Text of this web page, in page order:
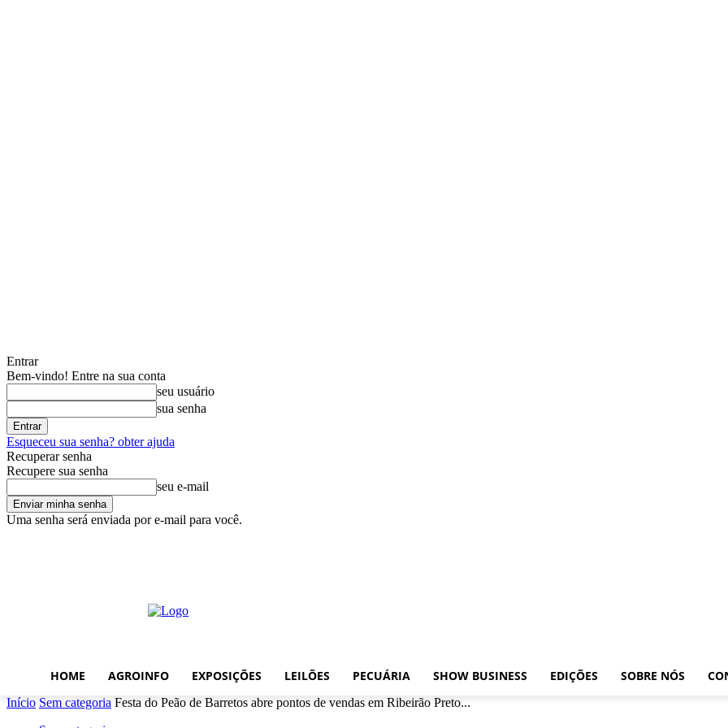
Entrar
Bem-vindo! Entre na sua conta
seu usuário
sua senha
Esqueceu sua senha? obter ajuda
Recuperar senha
Recupere sua senha
seu e-mail
Uma senha será enviada por e-mail para você.
HOME AGROINFO EXPOSIÇÕES LEILÕES PECUÁRIA SHOW BUSINESS EDIÇÕES SOBRE NÓS
Início Sem categoria Festa do Peão de Barretos abre pontos de vendas em Ribeirão Preto...